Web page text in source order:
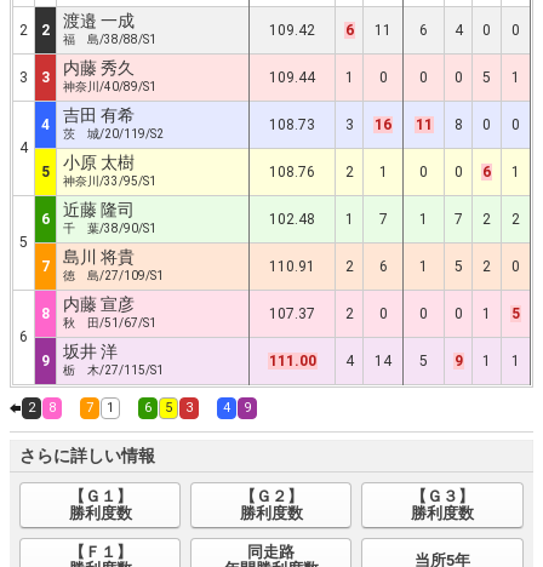
2 2 渡邉 一成
福 島/38/88/S1
109.42 6 11 6 4 0 0
3 3 内藤 秀久
神奈川/40/89/S1
109.44 1 0 0 0 5 1
4
4 吉田 有希
茨 城/20/119/S2
108.73 3 16 11 8 0 0
5 小原 太樹
神奈川/33/95/S1
108.76 2 1 0 0 6 1
5
6 近藤 隆司
千 葉/38/90/S1
102.48 1 7 1 7 2 2
7 島川 将貴
徳 島/27/109/S1
110.91 2 6 1 5 2 0
6
8 内藤 宣彦
秋 田/51/67/S1
107.37 2 0 0 0 1 5
9 坂井 洋
栃 木/27/115/S1
111.00 4 14 5 9 1 1
2 8 7 1 6 5 3 4 9
さらに詳しい情報
【Ｇ１】
勝利度数
【Ｇ２】
勝利度数
【Ｇ３】
勝利度数
【Ｆ１】
同走路
当所5年